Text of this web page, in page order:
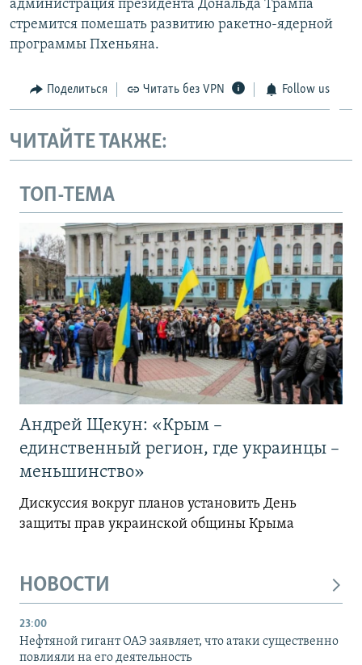
администрация президента Дональда Трампа
стремится помешать развитию ракетно-ядерной
программы Пхеньяна.
Поделиться Читать без VPN Follow us
ЧИТАЙТЕ ТАКЖЕ:
ТОП-ТЕМА
Андрей Щекун: «Крым –
единственный регион, где украинцы –
меньшинство»
Дискуссия вокруг планов установить День
защиты прав украинской общины Крыма
НОВОСТИ
23:00
Нефтяной гигант ОАЭ заявляет, что атаки существенно
повлияли на его деятельность